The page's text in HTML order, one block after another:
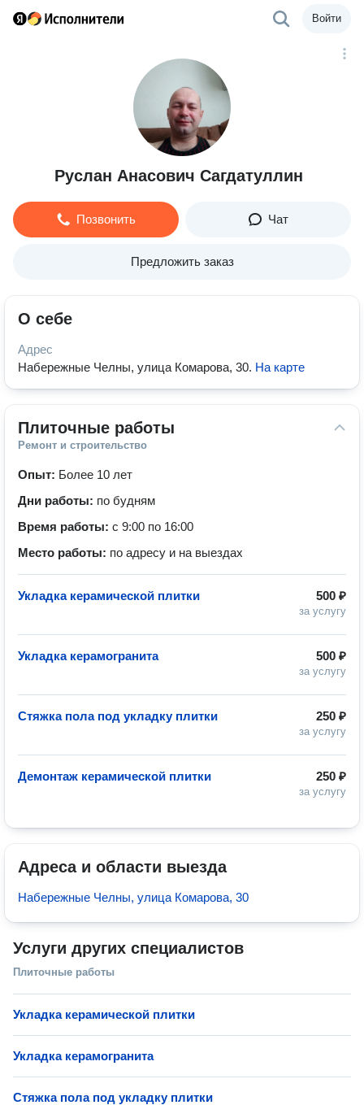
Войти
Руслан Анасович Сагдатуллин
Позвонить Чат
Предложить заказ
О себе
Адрес
Набережные Челны, улица Комарова, 30. На карте
Плиточные работы
Ремонт и строительство
Опыт: Более 10 лет
Дни работы: по будням
Время работы: с 9:00 по 16:00
Место работы: по адресу и на выездах
500 ₽
за услугу
Укладка керамической плитки
500 ₽
за услугу
Укладка керамогранита
250 ₽
за услугу
Стяжка пола под укладку плитки
250 ₽
за услугу
Демонтаж керамической плитки
Адреса и области выезда
Набережные Челны, улица Комарова, 30
Услуги других специалистов
Плиточные работы
Укладка керамической плитки
Укладка керамогранита
Стяжка пола под укладку плитки